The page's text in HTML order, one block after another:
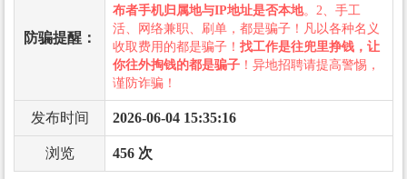
防骗提醒：
布者手机归属地与IP地址是否本地。2、手工
活、网络兼职、刷单，都是骗子！凡以各种名义
收取费用的都是骗子！ 找工作是往兜里挣钱，让
你往外掏钱的都是骗子 ！异地招聘请提高警惕，
谨防诈骗！
发布时间 2026-06-04 15:35:16
浏览 456 次